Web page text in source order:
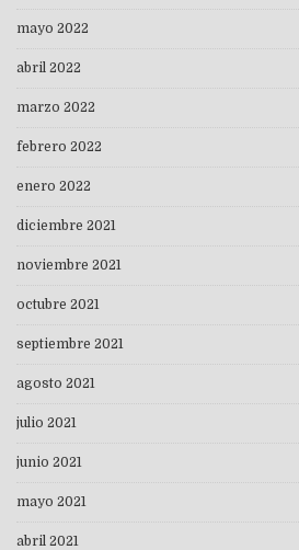
mayo 2022
abril 2022
marzo 2022
febrero 2022
enero 2022
diciembre 2021
noviembre 2021
octubre 2021
septiembre 2021
agosto 2021
julio 2021
junio 2021
mayo 2021
abril 2021